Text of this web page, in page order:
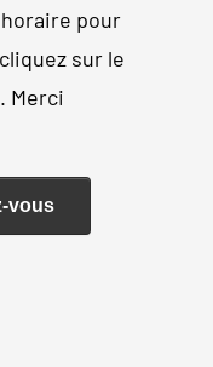
pour
sur le
Merci